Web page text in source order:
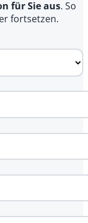
für Sie aus. So
fortsetzen.